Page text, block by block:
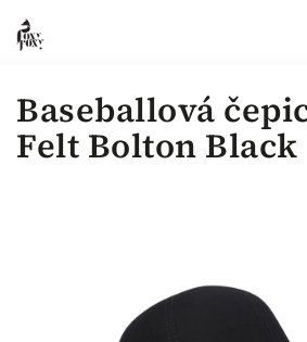
Baseballová
Felt Bolton Black